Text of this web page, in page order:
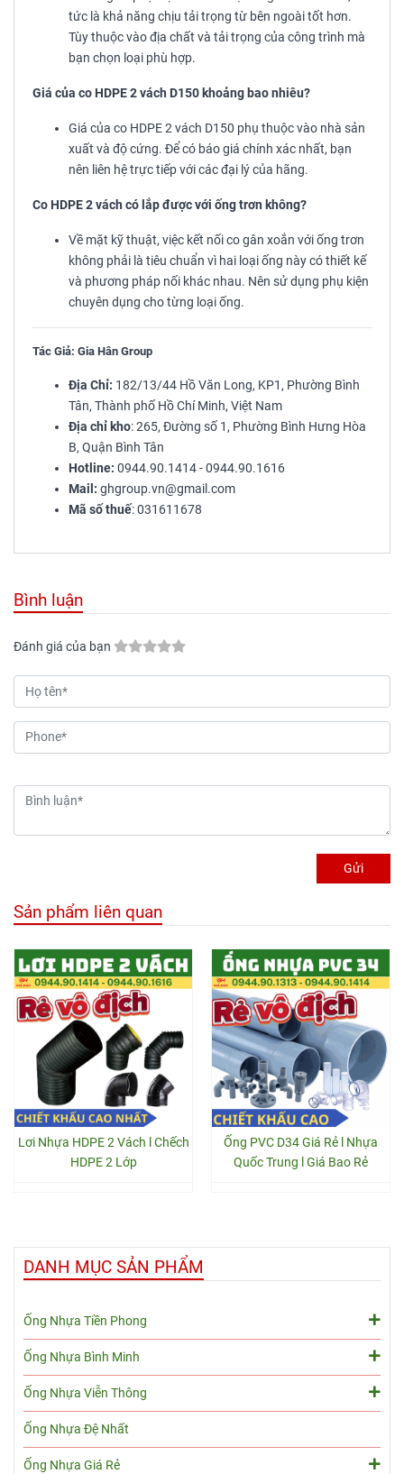
tức là khả năng chịu tải trọng từ bên ngoài tốt hơn.
Tùy thuộc vào địa chất và tải trọng của công trình mà
bạn chọn loại phù hợp.
Giá của co HDPE 2 vách D150 khoảng bao nhiêu?
Giá của co HDPE 2 vách D150 phụ thuộc vào nhà sản
xuất và độ cứng. Để có báo giá chính xác nhất, bạn
nên liên hệ trực tiếp với các đại lý của hãng.
Co HDPE 2 vách có lắp được với ống trơn không?
Về mặt kỹ thuật, việc kết nối co gân xoắn với ống trơn
không phải là tiêu chuẩn vì hai loại ống này có thiết kế
và phương pháp nối khác nhau. Nên sử dụng phụ kiện
chuyên dụng cho từng loại ống.
Tác Giả: Gia Hân Group
Địa Chỉ: 182/13/44 Hồ Văn Long, KP1, Phường Bình
Tân, Thành phố Hồ Chí Minh, Việt Nam
Địa chỉ kho: 265, Đường số 1, Phường Bình Hưng Hòa
B, Quận Bình Tân
Hotline: 0944.90.1414 - 0944.90.1616
Mail: ghgroup.vn@gmail.com
Mã số thuế: 031611678
Bình luận
Đánh giá của bạn
Gửi
Sản phẩm liên quan
Lơi Nhựa HDPE 2 Vách l Chếch
HDPE 2 Lớp
Ống PVC D34 Giá Rẻ l Nhựa
Quốc Trung l Giá Bao Rẻ
DANH MỤC SẢN PHẨM
Ống Nhựa Tiền Phong
Ống Nhựa Bình Minh
Ống Nhựa Viễn Thông
Ống Nhựa Đệ Nhất
Ống Nhựa Giá Rẻ